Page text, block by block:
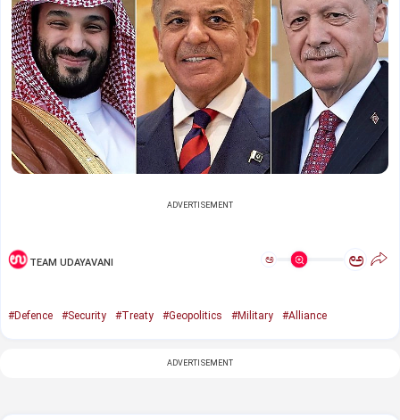
ADVERTISEMENT
TEAM UDAYAVANI ಅ ಅ
#Defence #Security #Treaty #Geopolitics #Military #Alliance
ADVERTISEMENT